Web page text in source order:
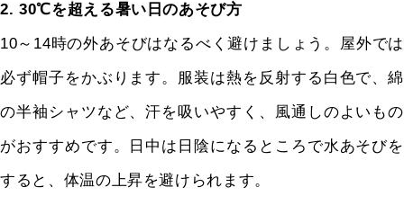
2. 30℃を超える暑い日のあそび方
10～14時の外あそびはなるべく避けましょう。屋外では
必ず帽子をかぶります。服装は熱を反射する白色で、綿
の半袖シャツなど、汗を吸いやすく、風通しのよいもの
がおすすめです。日中は日陰になるところで水あそびを
すると、体温の上昇を避けられます。